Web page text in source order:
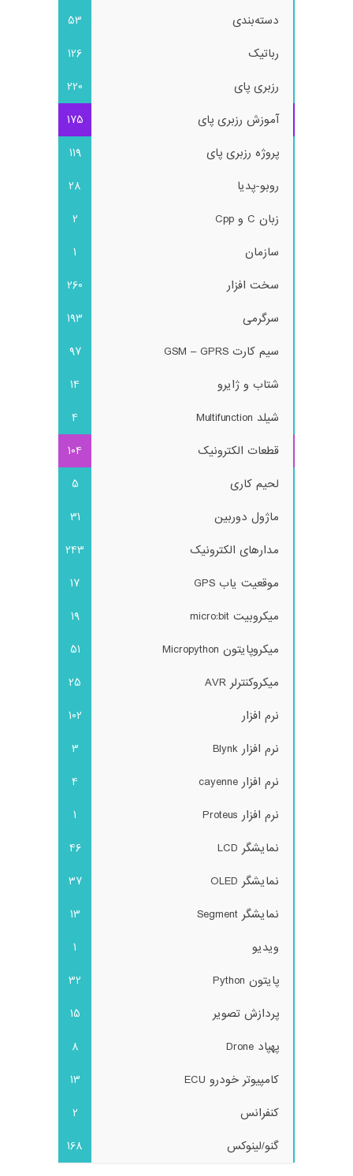
دسته‌بندی
53
رباتیک
126
رزبری پای
220
آموزش رزبری پای
175
پروژه رزبری پای
119
روبو-پدیا
28
زبان C و Cpp
2
سازمان
1
سخت افزار
260
سرگرمی
193
سیم کارت GSM – GPRS
97
شتاب و ژایرو
14
شیلد Multifunction
4
قطعات الکترونیک
104
لحیم کاری
5
ماژول دوربین
31
مدارهای الکترونیک
243
موقعیت یاب GPS
17
میکروبیت micro:bit
19
میکروپایتون Micropython
51
میکروکنترلر AVR
25
نرم افزار
102
نرم افزار Blynk
3
نرم افزار cayenne
4
نرم افزار Proteus
1
نمایشگر LCD
46
نمایشگر OLED
37
نمایشگر Segment
13
ویدیو
1
پایتون Python
32
پردازش تصویر
15
پهپاد Drone
8
کامپیوتر خودرو ECU
13
کنفرانس
2
گنو/لینوکس
168